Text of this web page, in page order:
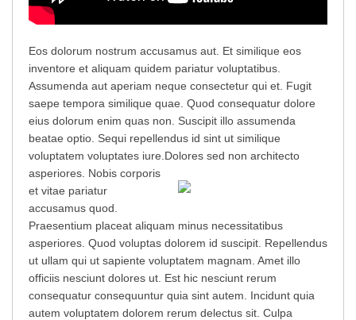
Eos dolorum nostrum accusamus aut. Et similique eos
inventore et aliquam quidem pariatur voluptatibus.
Assumenda aut aperiam neque consectetur qui et. Fugit
saepe tempora similique quae. Quod consequatur dolore
eius dolorum enim quas non. Suscipit illo assumenda
beatae optio. Sequi repellendus id sint ut similique
voluptatem voluptates iure. Dolores sed non architecto
asperiores. Nobis corporis
et vitae pariatur
accusamus quod.
Praesentium placeat aliquam minus necessitatibus
asperiores. Quod voluptas dolorem id suscipit. Repellendus
ut ullam qui ut sapiente voluptatem magnam. Amet illo
officiis nesciunt dolores ut. Est hic nesciunt rerum
consequatur consequuntur quia sint autem. Incidunt quia
autem voluptatem dolorem rerum delectus sit. Culpa